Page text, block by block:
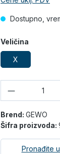
Dostupno,
Veličina
X
Brend: GEWO
Šifra proizvoda:
Pronađite